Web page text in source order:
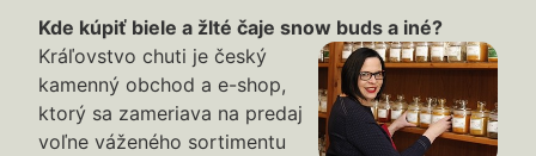
Kde kúpiť biele a žlté čaje snow buds a iné?
Kráľovstvo chuti je český
kamenný obchod a e-shop,
ktorý sa zameriava na predaj
voľne váženého sortimentu